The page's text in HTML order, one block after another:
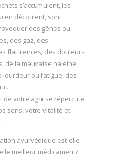
s’accumulent, les
en découlent, sont
des gênes ou
des gaz, des
flatulences, des douleurs
de la mauvaise haleine,
lourdeur ou fatigue, des
.
de votre agni se répercute
sens, votre vitalité et
ayurvédique est-elle
le meilleur médicament?